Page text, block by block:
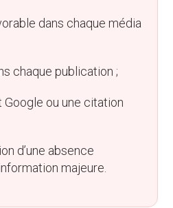
dans chaque média
chaque publication ;
Google ou une citation
d’une absence
majeure.